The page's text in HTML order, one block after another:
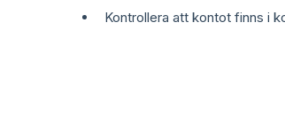
Kontrollera att kontot finns i